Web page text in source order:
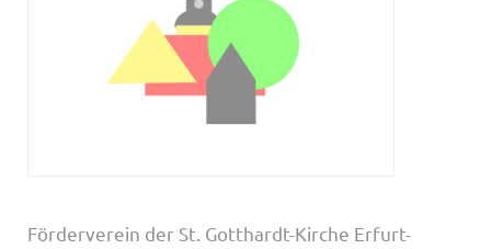
Förderverein der St. Gotthardt-Kirche Erfurt-